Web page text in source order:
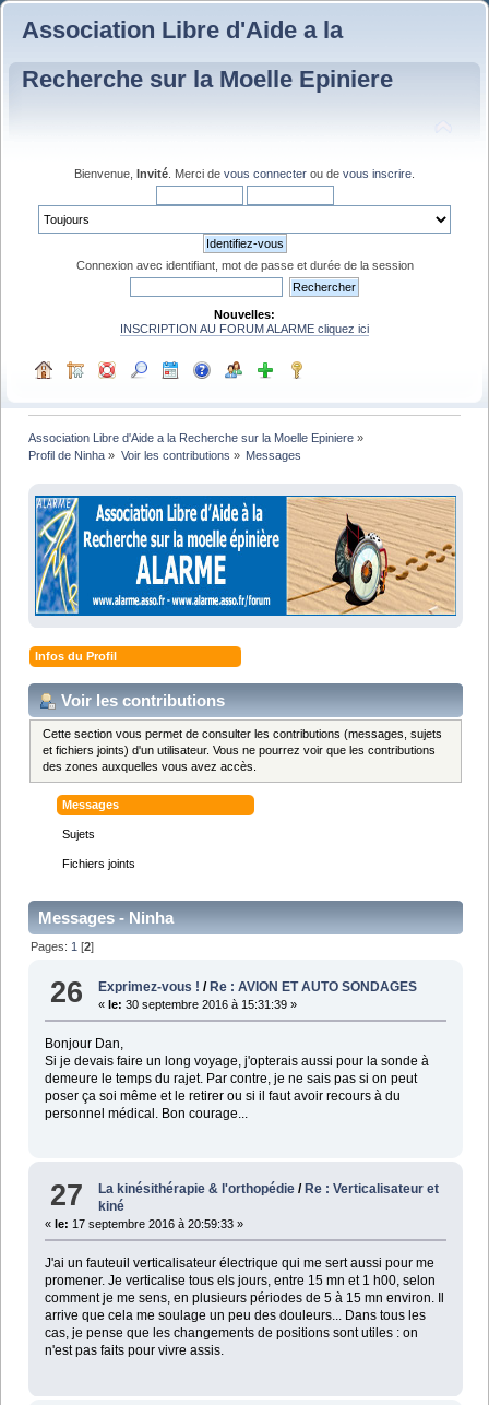
Association Libre d'Aide a la
Recherche sur la Moelle Epiniere
Bienvenue, Invité . Merci de vous connecter ou de vous inscrire
Connexion avec identifiant, mot de passe et durée de la session
Nouvelles:
INSCRIPTION AU FORUM ALARME cliquez ici
Association Libre d'Aide a la Recherche sur la Moelle Epiniere »
Profil de Ninha » Voir les contributions » Messages
Infos du Profil
Voir les contributions
Cette section vous permet de consulter les contributions (messages, sujets
et fichiers joints) d'un utilisateur. Vous ne pourrez voir que les contributions
des zones auxquelles vous avez accès.
Messages
Sujets
Fichiers joints
Messages - Ninha
Pages:1 [2]
26 Exprimez-vous ! /Re : AVION ET AUTO SONDAGES
«le: 30 septembre 2016 à 15:31:39 »
Bonjour Dan,
Si je devais faire un long voyage, j'opterais aussi pour la sonde à
demeure le temps du rajet. Par contre, je ne sais pas si on peut
poser ça soi même et le retirer ou si il faut avoir recours à du
personnel médical. Bon courage...
27 La kinésithérapie & l'orthopédie / Re : Verticalisateur et
kiné
« le: 17 septembre 2016 à 20:59:33 »
J'ai un fauteuil verticalisateur électrique qui me sert aussi pour me
promener. Je verticalise tous els jours, entre 15 mn et 1 h00, selon
comment je me sens, en plusieurs périodes de 5 à 15 mn environ. Il
arrive que cela me soulage un peu des douleurs... Dans tous les
cas, je pense que les changements de positions sont utiles : on
n'est pas faits pour vivre assis.